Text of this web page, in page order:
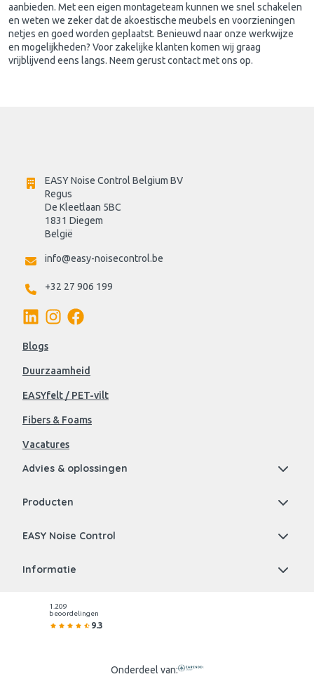
aanbieden. Met een eigen montageteam kunnen we snel schakelen
en weten we zeker dat de akoestische meubels en voorzieningen
netjes en goed worden geplaatst. Benieuwd naar onze werkwijze
en mogelijkheden? Voor zakelijke klanten komen wij graag
vrijblijvend eens langs. Neem gerust contact met ons op.
EASY Noise Control Belgium BV
Regus
De Kleetlaan 5BC
1831 Diegem
België
info@easy-noisecontrol.be
+32 27 906 199
Blogs
Duurzaamheid
EASYfelt / PET-vilt
Fibers & Foams
Vacatures
Advies & oplossingen
Producten
EASY Noise Control
Informatie
1.209
beoordelingen
9.3
Onderdeel van: